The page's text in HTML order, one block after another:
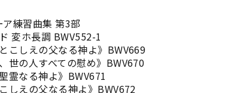
練習曲集 第3部
長調 BWV552-1
の父なる神よ》BWV669
人すべての慰め》BWV670
る神よ》BWV671
の父なる神よ》BWV672